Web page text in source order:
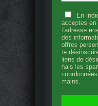
En
acceptes en
t'adresse
des
offres
te
liens de
hais les
mains.